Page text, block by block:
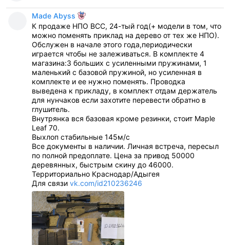
Made Abyss
К продаже НПО ВСС, 24-тый год(+ модели в том, что
можно поменять приклад на дерево от тех же НПО).
Обслужен в начале этого года,периодически
играется чтобы не залеживаться. В комплекте 4
магазина:3 больших с усиленными пружинами, 1
маленький с базовой пружиной, но усиленная в
комплекте и ее нужно поменять. Проводка
выведена к прикладу, в комплект отдам держатель
для нунчаков если захотите перевести обратно в
глушитель.
Внутрянка вся базовая кроме резинки, стоит Maple
Leaf 70.
Выхлоп стабильные 145м/с
Все документы в наличии. Личная встреча, пересыл
по полной предоплате. Цена за привод 50000
деревянных, быстрым скину до 46000.
Территориально Краснодар/Адыгея
Для связи vk.com/id210236246